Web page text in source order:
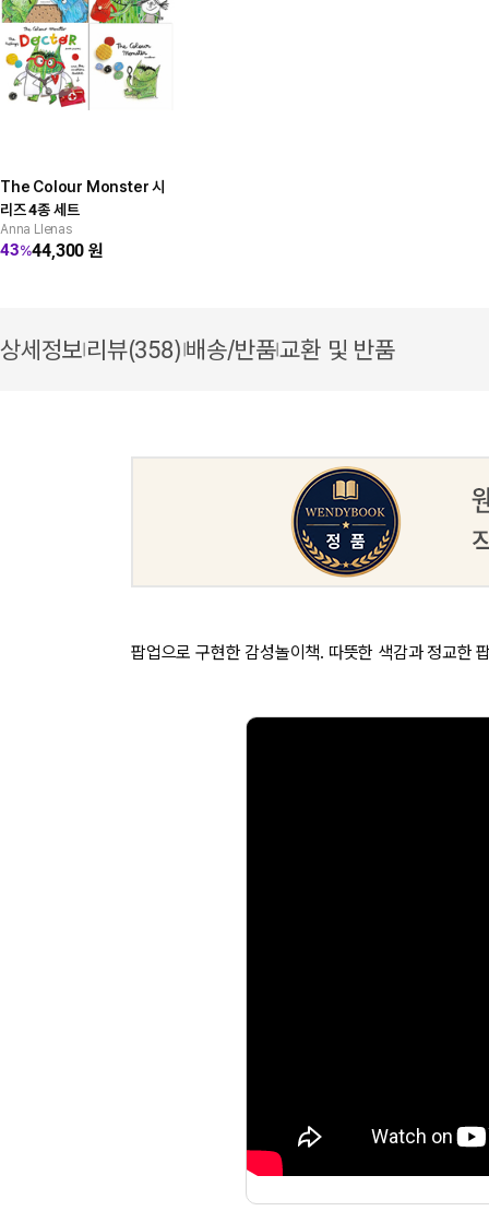
The Colour Monster 시
리즈 4종 세트
Anna Llenas
43%44,300원
상세정보 리뷰(358) 배송/반품| 교환 및 반품
팝업으로 구현한 감성놀이책. 따뜻한 색감과 정교한